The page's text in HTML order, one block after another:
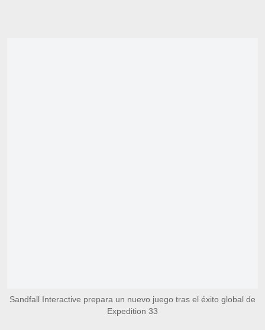
Sandfall Interactive prepara un nuevo juego tras el éxito global de
Expedition 33